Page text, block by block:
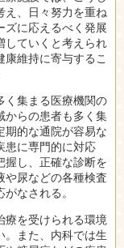
え、日々努力を重ね
ズに応えるべく発展
していくと考えられ
維持に寄与するこ
く集まる医療機関の
からの患者も多く集
期的な通院が容易な
患に専門的に対応
握し、正確な診断を
や尿などの各種検査
なされる。
療を受けられる環境
。また、内科では生